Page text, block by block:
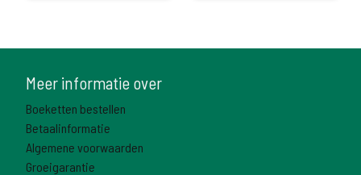
Meer informatie over
Boeketten bestellen
Betaalinformatie
Algemene voorwaarden
Groeigarantie